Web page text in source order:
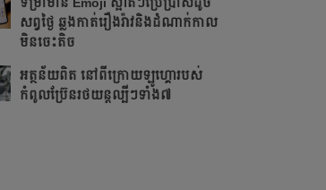
សព្វថ្ងៃ ឆ្លងកាត់រឿងរ៉ាវនិងដំណាក់កាល
មិនចេះតិច
អត្ថន័យពិត នៅពីក្រោយឡូហ្គោរបស់
កំពូលប្រ៊ែនរថយន្តល្បីៗទាំង៧